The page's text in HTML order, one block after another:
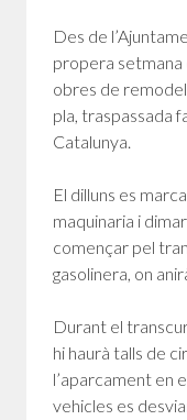
Des de
propera setmana
obres de
pla, traspassada
Catalunya.
El dilluns es
maquinaria i
començar pel
gasolinera, on
Durant el
hi haurà talls de
l’aparcament en
vehicles es